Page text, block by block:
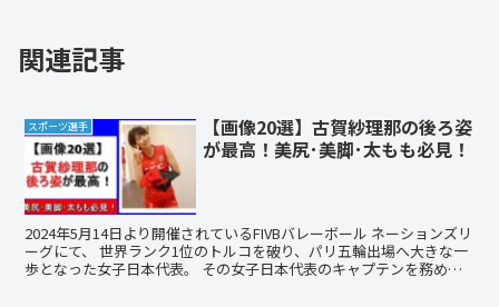
関連記事
スポーツ選手
【画像20選】古賀紗理那の後ろ姿
が最高！美尻･美脚･太もも必見！
2024年5月14日より開催されているFIVBバレーボール ネーションズリ
ーグにて、 世界ランク1位のトルコを破り、パリ五輪出場へ大きな一
歩となった女子日本代表。 その女子日本代表のキャプテンを務める